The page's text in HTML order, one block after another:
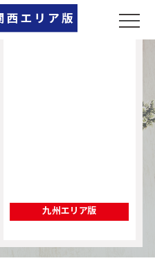
九州エリア版